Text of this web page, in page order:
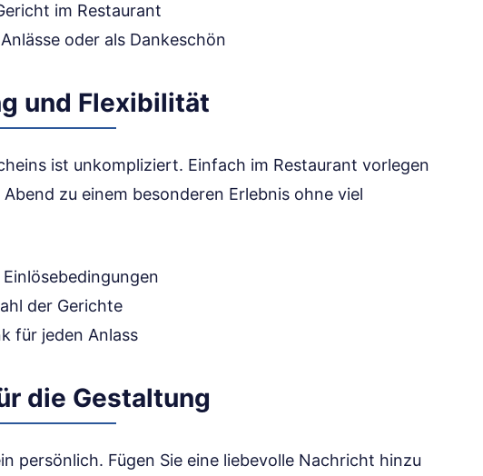
im Restaurant
oder als Dankeschön
und Flexibilität
ist unkompliziert. Einfach im Restaurant vorlegen
zu einem besonderen Erlebnis ohne viel
der Gerichte
für jeden Anlass
die Gestaltung
persönlich. Fügen Sie eine liebevolle Nachricht hinzu